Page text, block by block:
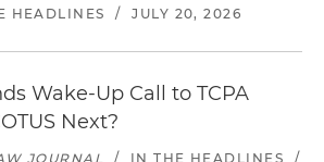
HEADLINES / JULY 20, 2026
Wake-Up Call to TCPA
Next?
JOURNAL / IN THE HEADLINES
/